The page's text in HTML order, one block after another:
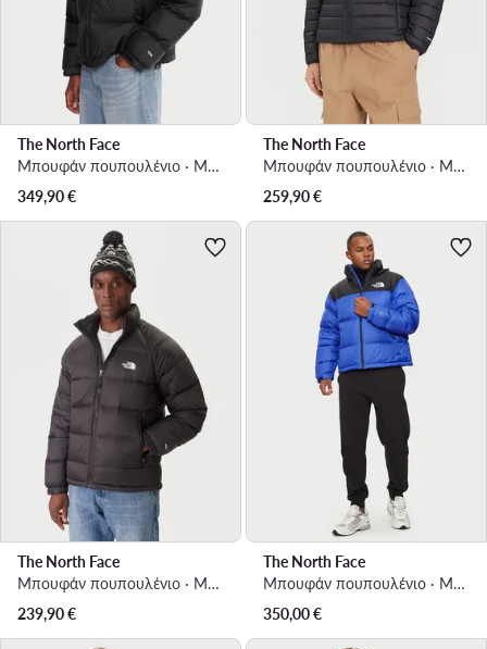
The North Face
Μπουφάν πουπουλένιο · Μαύρο
349,90€
The North Face
Μπουφάν πουπουλένιο · Μαύρο
259,90€
The North Face
Μπουφάν πουπουλένιο · Μαύρο
239,90€
The North Face
Μπουφάν πουπουλένιο · Μπλε
350,00€